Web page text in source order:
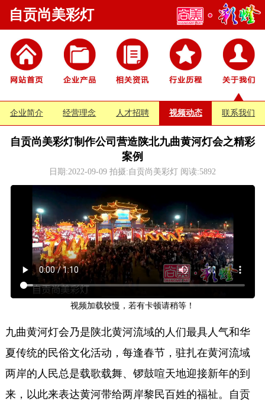
自贡尚美彩灯
企业简介 经营理念 人才招聘 视频动态 联系我们
自贡尚美彩灯制作公司营造陕北九曲黄河灯会之精彩
案例
日期:2022-09-09 拍摄:自贡尚美彩灯 阅读:5892
视频加载较慢，若有卡顿请稍等！
九曲黄河灯会乃是陕北黄河流域的人们最具人气和华
夏传统的民俗文化活动，每逢春节，驻扎在黄河流域
两岸的人民总是载歌载舞、锣鼓喧天地迎接新年的到
来，以此来表达黄河带给两岸黎民百姓的福祉。自贡